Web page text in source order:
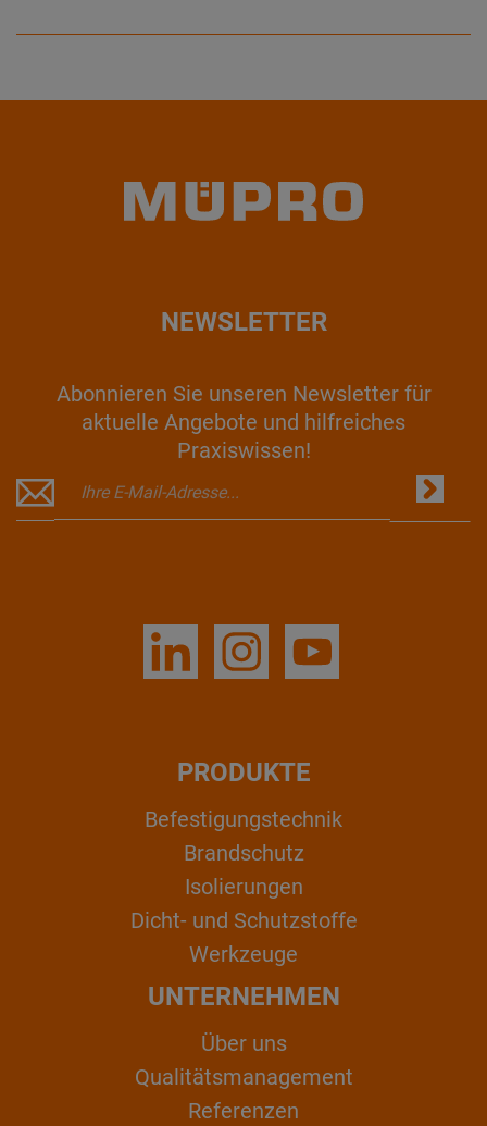
NEWSLETTER
Abonnieren Sie unseren Newsletter für
aktuelle Angebote und hilfreiches
Praxiswissen!
PRODUKTE
Befestigungstechnik
Brandschutz
Isolierungen
Dicht- und Schutzstoffe
Werkzeuge
UNTERNEHMEN
Über uns
Qualitätsmanagement
Referenzen